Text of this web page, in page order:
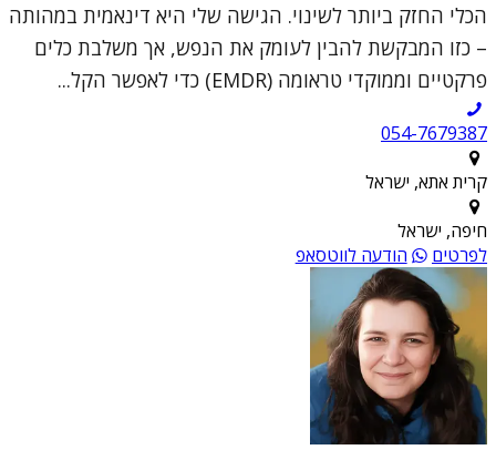
הכלי החזק ביותר לשינוי. הגישה שלי היא דינאמית במהותה
– כזו המבקשת להבין לעומק את הנפש, אך משלבת כלים
פרקטיים וממוקדי טראומה (EMDR) כדי לאפשר הקל...
054-7679387
קרית אתא, ישראל
חיפה, ישראל
לפרטים
הודעה לווטסאפ